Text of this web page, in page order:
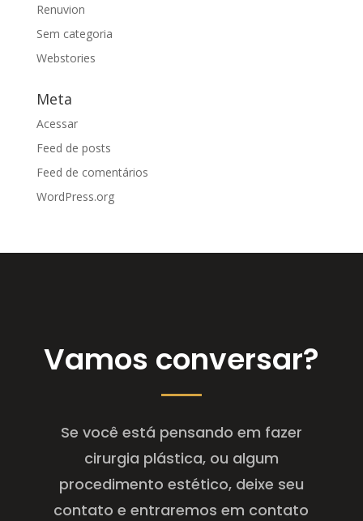
Renuvion
Sem categoria
Webstories
Meta
Acessar
Feed de posts
Feed de comentários
WordPress.org
Vamos conversar?
Se você está pensando em fazer
cirurgia plástica, ou algum
procedimento estético, deixe seu
contato e entraremos em contato